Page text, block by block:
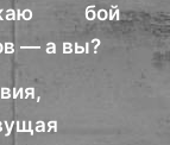
бой
— а вы?